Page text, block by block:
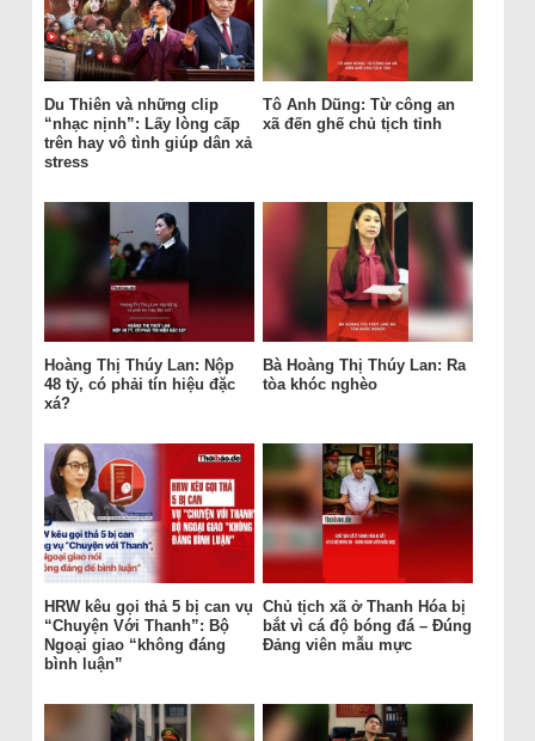
Du Thiên và những clip
“nhạc nịnh”: Lấy lòng cấp
trên hay vô tình giúp dân xả
stress
Tô Anh Dũng: Từ công an
xã đến ghế chủ tịch tỉnh
Hoàng Thị Thúy Lan: Nộp
48 tỷ, có phải tín hiệu đặc
xá?
Bà Hoàng Thị Thúy Lan: Ra
tòa khóc nghèo
HRW kêu gọi thả 5 bị can vụ
“Chuyện Với Thanh”: Bộ
Ngoại giao “không đáng
bình luận”
Chủ tịch xã ở Thanh Hóa bị
bắt vì cá độ bóng đá – Đúng
Đảng viên mẫu mực